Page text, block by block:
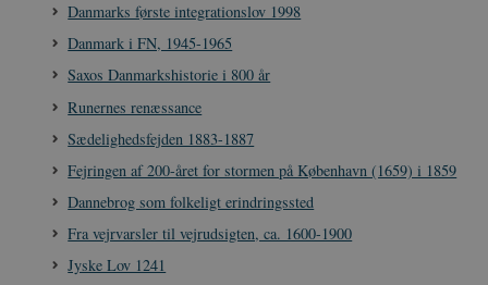
Danmarks første integrationslov 1998
Danmark i FN, 1945-1965
Saxos Danmarkshistorie i 800 år
Runernes renæssance
Sædelighedsfejden 1883-1887
Fejringen af 200-året for stormen på København (1659) i 1859
Dannebrog som folkeligt erindringssted
Fra vejrvarsler til vejrudsigten, ca. 1600-1900
Jyske Lov 1241